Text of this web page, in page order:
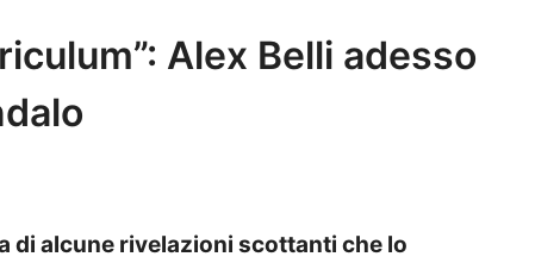
Alex Belli adesso
di alcune rivelazioni scottanti che lo